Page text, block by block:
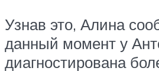
Узнав это, Алина
данный момент у
диагностирована